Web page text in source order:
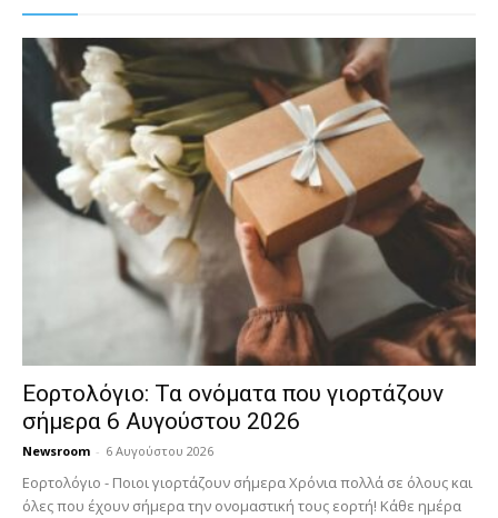
Εορτολόγιο: Τα ονόματα που γιορτάζουν
σήμερα 6 Αυγούστου 2026
Newsroom - 6 Αυγούστου 2026
Εορτολόγιο - Ποιοι γιορτάζουν σήμερα Χρόνια πολλά σε όλους και
όλες που έχουν σήμερα την ονομαστική τους εορτή! Κάθε ημέρα